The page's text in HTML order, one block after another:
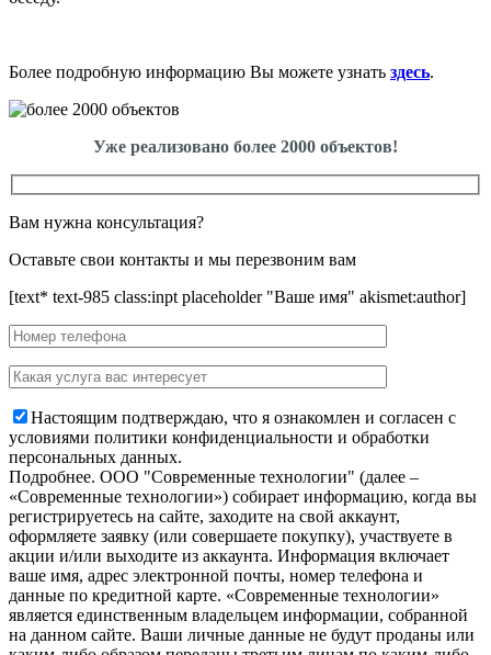
Более подробную информацию Вы можете узнать здесь.
Уже реализовано более 2000 объектов!
Вам нужна консультация?
Оставьте свои контакты и мы перезвоним вам
[text* text-985 class:inpt placeholder "Ваше имя" akismet:author]
Настоящим подтверждаю, что я ознакомлен и согласен с
условиями политики конфиденциальности и обработки
персональных данных.
Подробнее. OOO "Современные технологии" (далее –
«Современные технологии») собирает информацию, когда вы
регистрируетесь на сайте, заходите на свой аккаунт,
оформляете заявку (или совершаете покупку), участвуете в
акции и/или выходите из аккаунта. Информация включает
ваше имя, адрес электронной почты, номер телефона и
данные по кредитной карте. «Современные технологии»
является единственным владельцем информации, собранной
на данном сайте. Ваши личные данные не будут проданы или